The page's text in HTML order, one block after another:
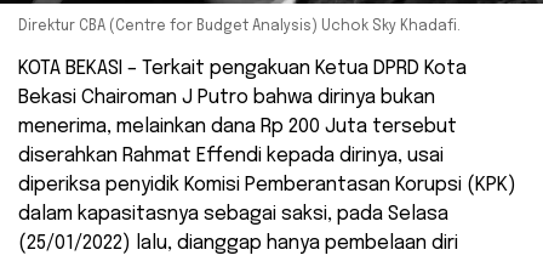
Direktur CBA (Centre for Budget Analysis) Uchok Sky Khadafi.
KOTA BEKASI – Terkait pengakuan Ketua DPRD Kota
Bekasi Chairoman J Putro bahwa dirinya bukan
menerima, melainkan dana Rp 200 Juta tersebut
diserahkan Rahmat Effendi kepada dirinya, usai
diperiksa penyidik Komisi Pemberantasan Korupsi (KPK)
dalam kapasitasnya sebagai saksi, pada Selasa
(25/01/2022) lalu, dianggap hanya pembelaan diri